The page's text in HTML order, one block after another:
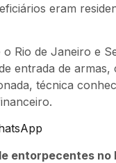
eram
Rio de Janeiro e
entrada de
técnica
entorpecentes no